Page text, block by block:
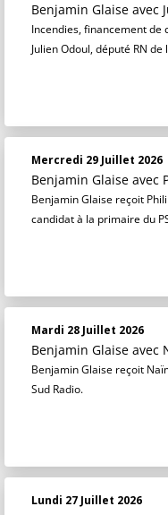
Benjamin Glaise avec
Incendies, financement de
Julien Odoul, député RN de
Mercredi 29 Juillet 2026
Benjamin Glaise avec
Benjamin Glaise reçoit
candidat à la primaire du
Mardi 28 Juillet 2026
Benjamin Glaise avec
Benjamin Glaise reçoit
Sud Radio.
Lundi 27 Juillet 2026